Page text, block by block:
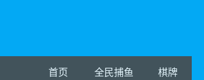
首页 全民捕鱼 棋牌